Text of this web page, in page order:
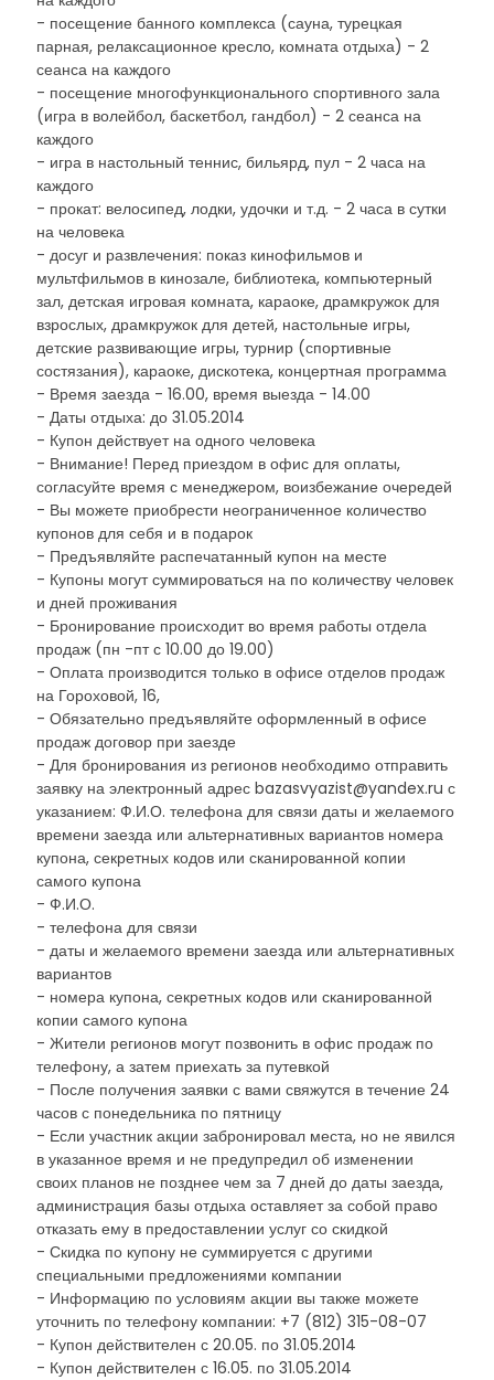
- посещение банного комплекса (сауна, турецкая
парная, релаксационное кресло, комната отдыха) - 2
сеанса на каждого
- посещение многофункционального спортивного зала
(игра в волейбол, баскетбол, гандбол) - 2 сеанса на
каждого
- игра в настольный теннис, бильярд, пул - 2 часа на
каждого
- прокат: велосипед, лодки, удочки и т.д. - 2 часа в сутки
на человека
- досуг и развлечения: показ кинофильмов и
мультфильмов в кинозале, библиотека, компьютерный
зал, детская игровая комната, караоке, драмкружок для
взрослых, драмкружок для детей, настольные игры,
детские развивающие игры, турнир (спортивные
состязания), караоке, дискотека, концертная программа
- Время заезда - 16.00, время выезда - 14.00
- Даты отдыха: до 31.05.2014
- Купон действует на одного человека
- Внимание! Перед приездом в офис для оплаты,
согласуйте время с менеджером, воизбежание очередей
- Вы можете приобрести неограниченное количество
купонов для себя и в подарок
- Предъявляйте распечатанный купон на месте
- Купоны могут суммироваться на по количеству человек
и дней проживания
- Бронирование происходит во время работы отдела
продаж (пн -пт с 10.00 до 19.00)
- Оплата производится только в офисе отделов продаж
на Гороховой, 16,
- Обязательно предъявляйте оформленный в офисе
продаж договор при заезде
- Для бронирования из регионов необходимо отправить
заявку на электронный адрес bazasvyazist@yandex.ru с
указанием: Ф.И.О. телефона для связи даты и желаемого
времени заезда или альтернативных вариантов номера
купона, секретных кодов или сканированной копии
самого купона
- Ф.И.О.
- телефона для связи
- даты и желаемого времени заезда или альтернативных
вариантов
- номера купона, секретных кодов или сканированной
копии самого купона
- Жители регионов могут позвонить в офис продаж по
телефону, а затем приехать за путевкой
- После получения заявки с вами свяжутся в течение 24
часов с понедельника по пятницу
- Если участник акции забронировал места, но не явился
в указанное время и не предупредил об изменении
своих планов не позднее чем за 7 дней до даты заезда,
администрация базы отдыха оставляет за собой право
отказать ему в предоставлении услуг со скидкой
- Скидка по купону не суммируется с другими
специальными предложениями компании
- Информацию по условиям акции вы также можете
уточнить по телефону компании: +7 (812) 315-08-07
- Купон действителен с 20.05. по 31.05.2014
- Купон действителен с 16.05. по 31.05.2014